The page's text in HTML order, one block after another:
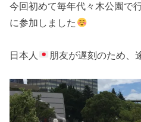
今回初めて毎年代々木公園で
に参加しました
日本人 朋友が遅刻のため、